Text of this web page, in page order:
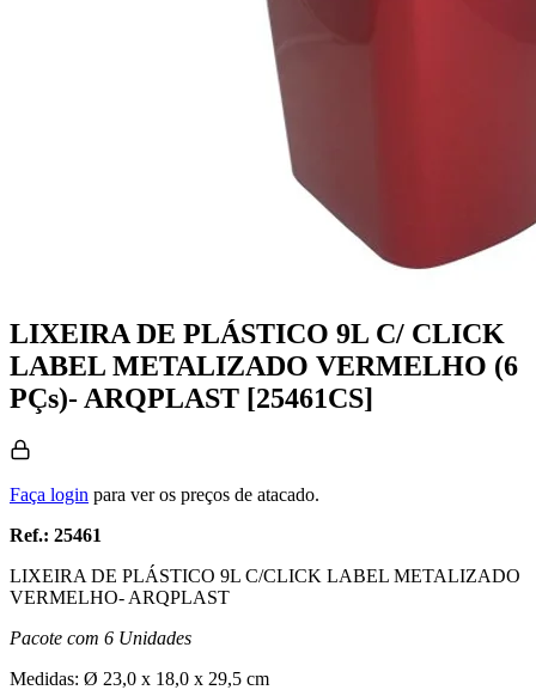
LIXEIRA DE PLÁSTICO 9L C/ CLICK
LABEL METALIZADO VERMELHO (6
PÇs)- ARQPLAST [25461CS]
Faça login para ver os preços de atacado.
Ref.: 25461
LIXEIRA DE PLÁSTICO 9L C/CLICK LABEL METALIZADO
VERMELHO- ARQPLAST
Pacote com 6 Unidades
Medidas: Ø 23,0 x 18,0 x 29,5 cm